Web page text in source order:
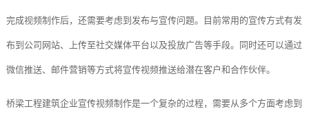
完成视频制作后，还需要考虑到发布与宣传问题。目前常用的宣传方式有发
布到公司网站、上传至社交媒体平台以及投放广告等手段。同时还可以通过
微信推送、邮件营销等方式将宣传视频推送给潜在客户和合作伙伴。
桥梁工程建筑企业宣传视频制作是一个复杂的过程，需要从多个方面考虑到